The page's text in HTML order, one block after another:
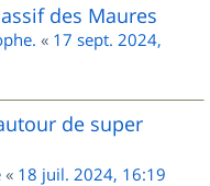
des Maures
« 17 sept. 2024,
de super
« 18 juil. 2024, 16:19